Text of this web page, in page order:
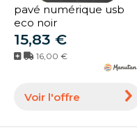
pavé numérique usb
eco noir
15,83 €
16,00 €
Voir l'offre